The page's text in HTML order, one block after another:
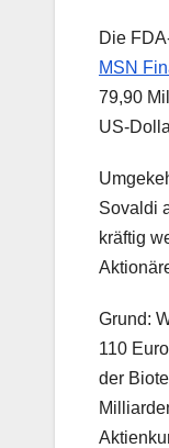
Die
MSN
79,90
US-
Sovaldi
kräftig
Grund:
110
der